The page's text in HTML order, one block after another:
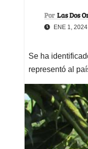
Por Las Dos
ENE 1, 2024
Se ha
representó al